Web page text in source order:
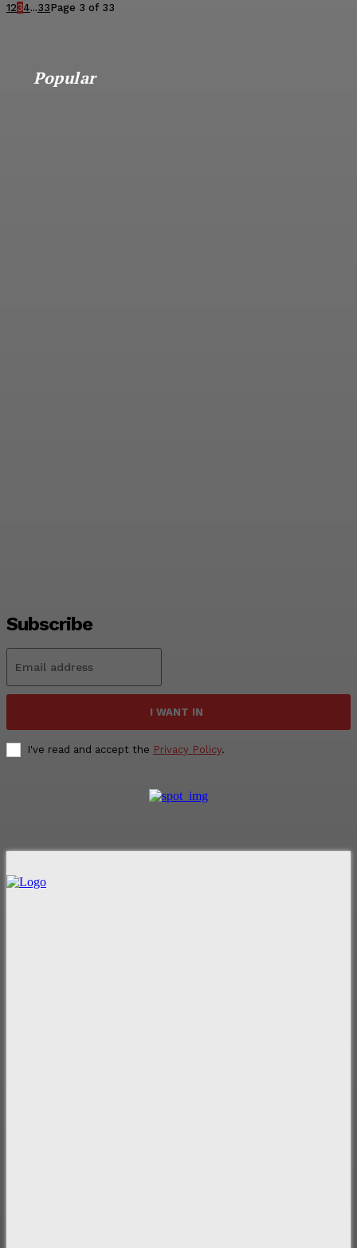
1234...33Page 3 of 33
Popular
Subscribe
I WANT IN
I've read and accept the Privacy Policy.